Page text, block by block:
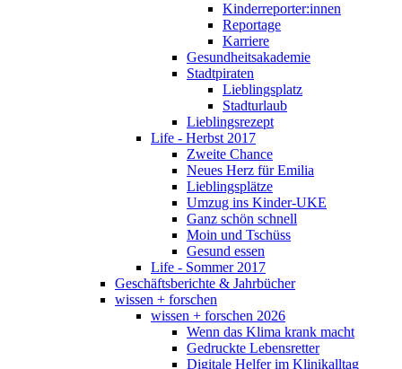
Kinderreporter:innen
Reportage
Karriere
Gesundheitsakademie
Stadtpiraten
Lieblingsplatz
Stadturlaub
Lieblingsrezept
Life - Herbst 2017
Zweite Chance
Neues Herz für Emilia
Lieblingsplätze
Umzug ins Kinder-UKE
Ganz schön schnell
Moin und Tschüss
Gesund essen
Life - Sommer 2017
Geschäftsberichte & Jahrbücher
wissen + forschen
wissen + forschen 2026
Wenn das Klima krank macht
Gedruckte Lebensretter
Digitale Helfer im Klinikalltag